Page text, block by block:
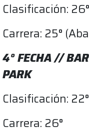
Clasificación: 26°
Carrera: 25°
4° FECHA //
PARK
Clasificación: 22°
Carrera: 26°